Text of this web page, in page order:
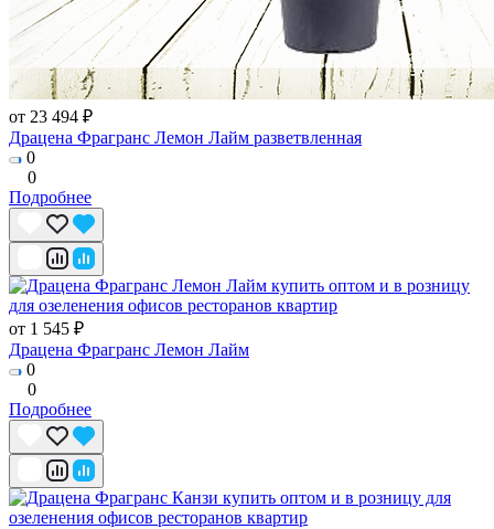
от 23 494 ₽
Драцена Фрагранс Лемон Лайм разветвленная
0
0
Подробнее
от 1 545 ₽
Драцена Фрагранс Лемон Лайм
0
0
Подробнее